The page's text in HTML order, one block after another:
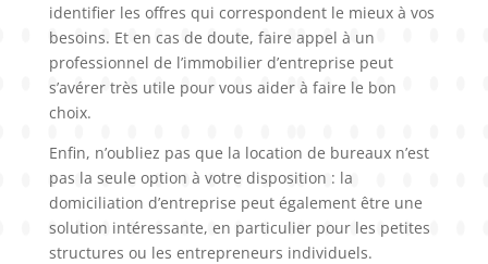
identifier les offres qui correspondent le mieux à vos
besoins. Et en cas de doute, faire appel à un
professionnel de l’immobilier d’entreprise peut
s’avérer très utile pour vous aider à faire le bon
choix.
Enfin, n’oubliez pas que la location de bureaux n’est
pas la seule option à votre disposition : la
domiciliation d’entreprise peut également être une
solution intéressante, en particulier pour les petites
structures ou les entrepreneurs individuels.